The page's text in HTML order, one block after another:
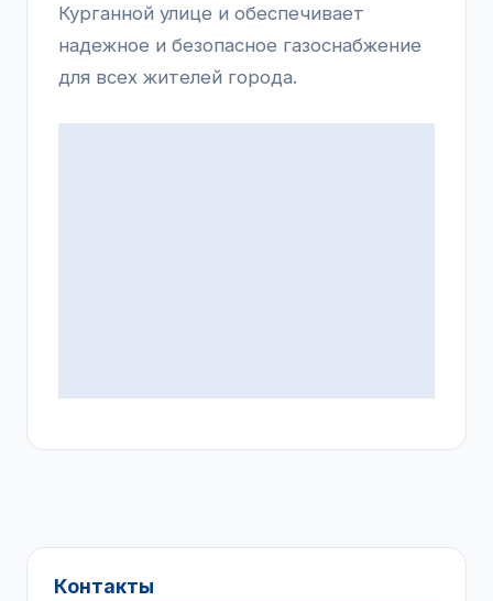
Курганной улице и обеспечивает
надежное и безопасное газоснабжение
для всех жителей города.
Контакты